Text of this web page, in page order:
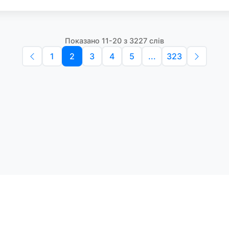
Показано 11-20 з 3227 слів
1 2 3 4 5 ... 323